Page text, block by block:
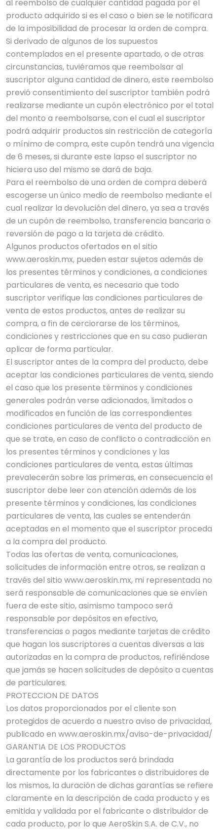
al reembolso de cualquier cantidad pagada por el
producto adquirido si es el caso o bien se le notificara
de la imposibilidad de procesar la orden de compra.
Si derivado de algunos de los supuestos
contemplados en el presente apartado, o de otras
circunstancias, tuviéramos que reembolsar al
suscriptor alguna cantidad de dinero, este reembolso
previó consentimiento del suscriptor también podrá
realizarse mediante un cupón electrónico por el total
del monto a reembolsarse, con el cual el suscriptor
podrá adquirir productos sin restricción de categoría
o mínimo de compra, este cupón tendrá una vigencia
de 6 meses, si durante este lapso el suscriptor no
hiciera uso del mismo se dará de baja.
Para el reembolso de una orden de compra deberá
escogerse un único medio de reembolso mediante el
cual realizar la devolución del dinero, ya sea a través
de un cupón de reembolso, transferencia bancaria o
reversión de pago a la tarjeta de crédito.
Algunos productos ofertados en el sitio
www.aeroskin.mx, pueden estar sujetos además de
los presentes términos y condiciones, a condiciones
particulares de venta, es necesario que todo
suscriptor verifique las condiciones particulares de
venta de estos productos, antes de realizar su
compra, a fin de cerciorarse de los términos,
condiciones y restricciones que en su caso pudieran
aplicar de forma particular.
El suscriptor antes de la compra del producto, debe
aceptar las condiciones particulares de venta, siendo
el caso que los presente términos y condiciones
generales podrán verse adicionados, limitados o
modificados en función de las correspondientes
condiciones particulares de venta del producto de
que se trate, en caso de conflicto o contradicción en
los presentes términos y condiciones y las
condiciones particulares de venta, estas últimas
prevalecerán sobre las primeras, en consecuencia el
suscriptor debe leer con atención además de los
presente términos y condiciones, las condiciones
particulares de venta, las cuales se entenderán
aceptadas en el momento que el suscriptor proceda
a la compra del producto.
Todas las ofertas de venta, comunicaciones,
solicitudes de información entre otros, se realizan a
través del sitio www.aeroskin.mx, mi representada no
será responsable de comunicaciones que se envíen
fuera de este sitio, asimismo tampoco será
responsable por depósitos en efectivo,
transferencias o pagos mediante tarjetas de crédito
que hagan los suscriptores a cuentas diversas a las
autorizadas en la compra de productos, refiriéndose
que jamás se hacen solicitudes de depósito a cuentas
de particulares.
PROTECCION DE DATOS
Los datos proporcionados por el cliente son
protegidos de acuerdo a nuestro aviso de privacidad,
publicado en www.aeroskin.mx/aviso-de-privacidad/
GARANTIA DE LOS PRODUCTOS
La garantía de los productos será brindada
directamente por los fabricantes o distribuidores de
los mismos, la duración de dichas garantías se refiere
claramente en la descripción de cada producto y es
emitida y validada por el fabricante o distribuidor de
cada producto, por lo que AeroSkin S.A. de C.V., no